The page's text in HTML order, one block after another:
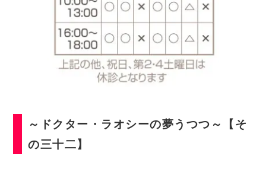
～ドクター・ラオシーの夢うつつ～【そ
の三十二】